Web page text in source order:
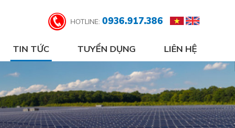
HOTLINE: 0936.917.386
TIN TỨC TUYỂN DỤNG LIÊN HỆ